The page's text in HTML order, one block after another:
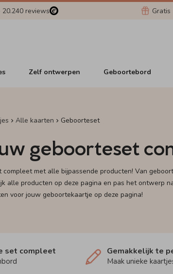
20.240 reviews
Zelf ontwerpen Geboortebord
Alle kaarten Geboorteset
geboorteset
met alle bijpassende producten! Van
alle producten op deze pagina en pas het ontwerp
voor jouw geboortekaartje op deze pagina!
set compleet Gemakkelijk te
Maak unieke